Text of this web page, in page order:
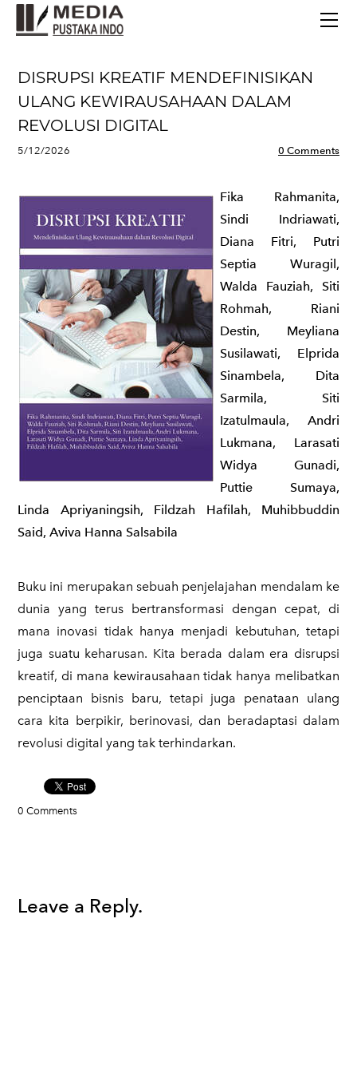
DISRUPSI KREATIF MENDEFINISIKAN
ULANG KEWIRAUSAHAAN DALAM
REVOLUSI DIGITAL
5/12/2026 0 Comments
Fika Rahmanita,
Sindi Indriawati,
Diana Fitri, Putri
Septia Wuragil,
Walda Fauziah, Siti
Rohmah, Riani
Destin, Meyliana
Susilawati, Elprida
Sinambela, Dita
Sarmila, Siti
Izatulmaula, Andri
Lukmana, Larasati
Widya Gunadi,
Puttie Sumaya,
Linda Apriyaningsih, Fildzah Hafilah, Muhibbuddin
Said, Aviva Hanna Salsabila
​Buku ini merupakan sebuah penjelajahan mendalam ke
dunia yang terus bertransformasi dengan cepat, di
mana inovasi tidak hanya menjadi kebutuhan, tetapi
juga suatu keharusan. Kita berada dalam era disrupsi
kreatif, di mana kewirausahaan tidak hanya melibatkan
penciptaan bisnis baru, tetapi juga penataan ulang
cara kita berpikir, berinovasi, dan beradaptasi dalam
revolusi digital yang tak terhindarkan.
0 Comments
Leave a Reply.